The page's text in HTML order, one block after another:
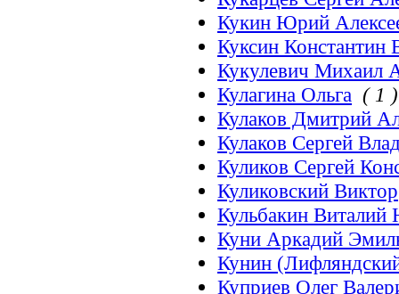
Кукин Юрий
Куксин Константин
Кукулевич Михаил
Кулагина Ольга ( 1 )
Кулаков Дмитрий
Кулаков Сергей
Куликов Сергей
Куликовский Виктор
Кульбакин
Куни Аркадий
Кунин
Куприев Олег